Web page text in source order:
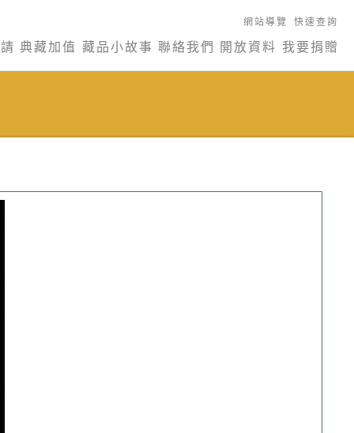
網站導覽 快速查詢
典藏加值 藏品小故事 聯絡我們 開放資料 我要捐贈